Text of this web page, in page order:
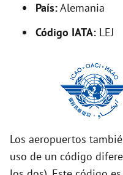
País:Alemania
Código IATA: LEJ
Los aeropuertos
uso de un código